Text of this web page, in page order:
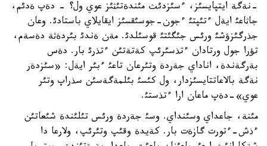
-نةگة ايتپايسئز، ءسئزدئث مئندةتئثئز عوي ول؟ - دةپ ةدئم،
جاثاعئ ايةل ءتئپتئ ءجون-جوسئقسئز ايقايلاي باستادئ. وعان
جذرگئزؤشئ ورئس جئگئتئ قوسئلدئ. مةن ةندئ بئردةثة دةسةم،
تؤرا جول ورتادان ءتذسئرئپ كةتةتئن ءتذرئ بار. دةس
بةرگةندة، اناداي جةردة وتئرعان تاعئ ءبئر ايةل: «سئزدةر
نةگة بالاعاتتايسئزدار، ول كئسئ بئلمةگةسئن سذراپ وتئر
عوي»-دةپ ماعان ارا ءتذستئ.
مئنة، جاعداي وسئنداي. وسئ جةردة ورئس تئلئندة شئعاتئن
ءذش-ءتورت گازةت بار. كةيدة وقئپ وتئرئپ، ولارعا دا